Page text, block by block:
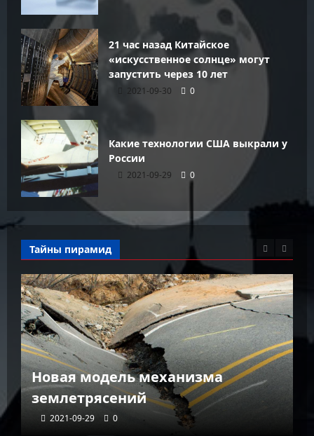
21 час назад Китайское
«искусственное солнце» могут
запустить через 10 лет
2021-09-30 0
Какие технологии США выкрали у
России
2021-09-29 0
Тайны пирамид
Новая модель механизма
землетрясений
2021-09-29 0